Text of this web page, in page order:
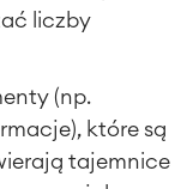
liczby
(np.
które są
tajemnice